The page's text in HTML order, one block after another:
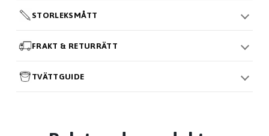
STORLEKSMÅTT
FRAKT & RETURRÄTT
TVÄTTGUIDE